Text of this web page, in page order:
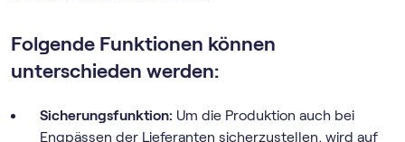
Folgende Funktionen können
unterschieden werden:
Sicherungsfunktion: Um die Produktion auch bei
Engpässen der Lieferanten sicherzustellen, wird auf